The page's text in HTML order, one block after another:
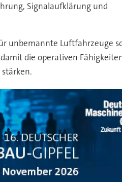
Signalaufklärung und
unbemannte Luftfahrzeuge
die operativen